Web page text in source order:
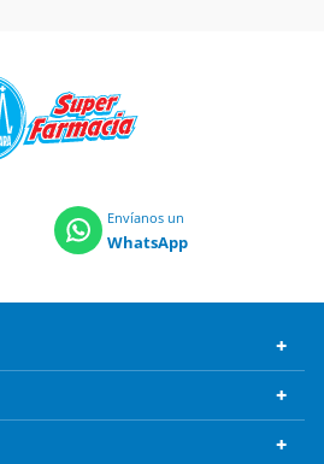
Envíanos un
WhatsApp